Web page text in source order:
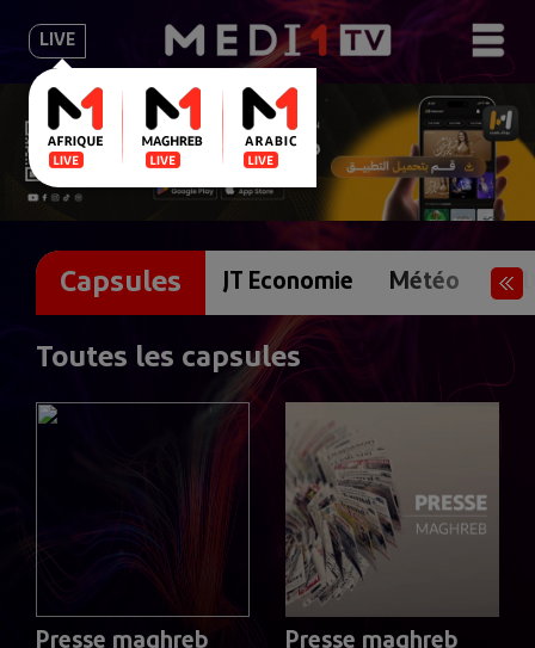
LIVE
JT Economie Météo
Capsules
Toutes les capsules
Presse maghreb Presse maghreb